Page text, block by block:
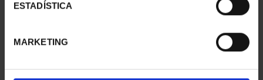
ESTADÍSTICA
MARKETING